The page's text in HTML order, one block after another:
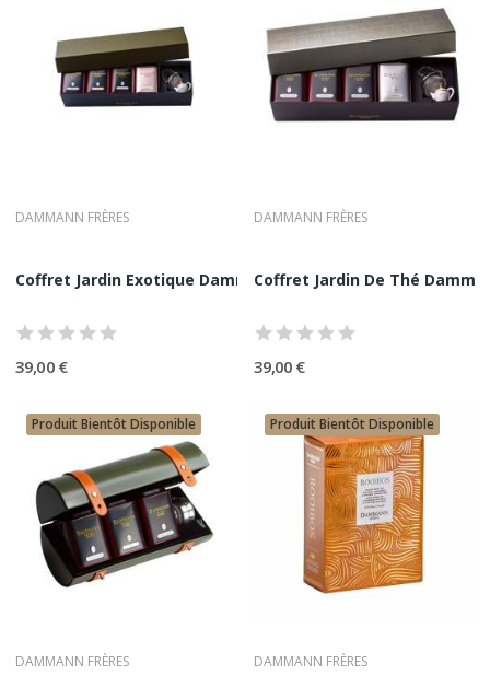
DAMMANN FRÈRES
Coffret Jardin Exotique Dammann Frères | 4...
39,00 €
DAMMANN FRÈRES
Coffret Jardin De Thé
39,00 €
Produit Bientôt Disponible
DAMMANN FRÈRES
Produit Bientôt Disponible
DAMMANN FRÈRES